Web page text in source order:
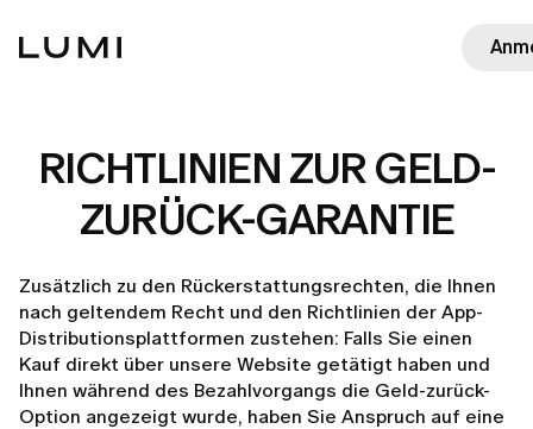
RICHTLINIEN ZUR GELD-
ZURÜCK-GARANTIE
Zusätzlich zu den Rückerstattungsrechten, die Ihnen
nach geltendem Recht und den Richtlinien der App-
Distributionsplattformen zustehen: Falls Sie einen
Kauf direkt über unsere Website getätigt haben und
Ihnen während des Bezahlvorgangs die Geld-zurück-
Option angezeigt wurde, haben Sie Anspruch auf eine